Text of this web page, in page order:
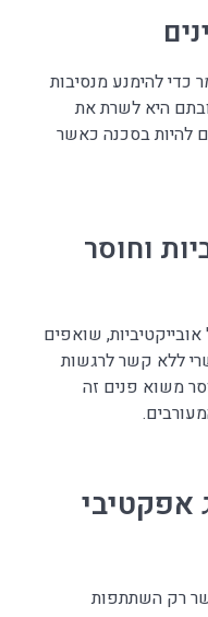
להימנע מנסיבות
היא לשרת את
להיות בסכנה כאשר
וחוסר
שואפים
ללא קשר לרגשות
משוא פנים זה
אפקטיבי
רק השתתפות